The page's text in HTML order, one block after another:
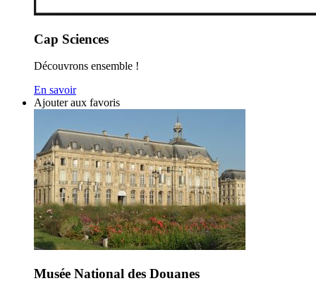
Cap Sciences
Découvrons ensemble !
En savoir
Ajouter aux favoris
Musée National des Douanes